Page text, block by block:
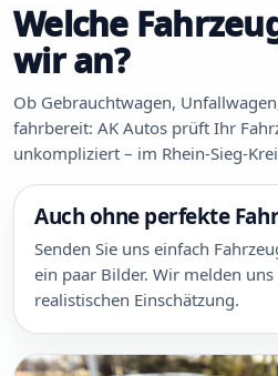
Welche
wir an?
Ob Gebrauchtwagen,
fahrbereit: AK Autos prüft Ihr
unkompliziert – im Rhein-Sieg-
Auch ohne perfekte
Senden Sie uns einfach
ein paar Bilder. Wir melden
realistischen Einschätzung.